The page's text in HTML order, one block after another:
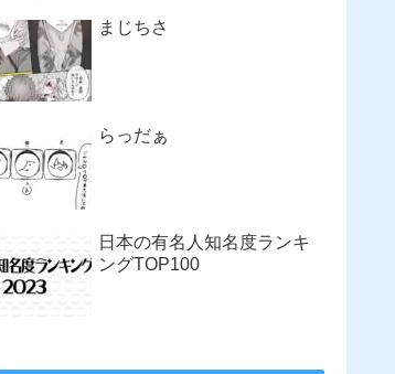
まじちさ
らっだぁ
日本の有名人知名度ランキ
ングTOP100